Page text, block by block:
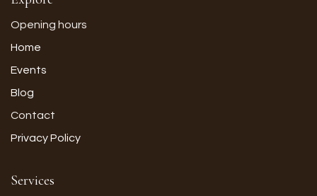
Opening hours
Home
Events
Blog
Contact
Privacy Policy
Services